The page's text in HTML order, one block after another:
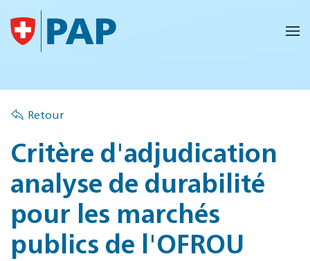
Accéder au contenu principal
Retour
Critère d'adjudication
analyse de durabilité
pour les marchés
publics de l'OFROU